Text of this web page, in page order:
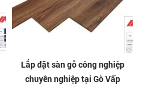
Lắp đặt sàn gỗ công nghiệp
chuyên nghiệp tại Gò Vấp